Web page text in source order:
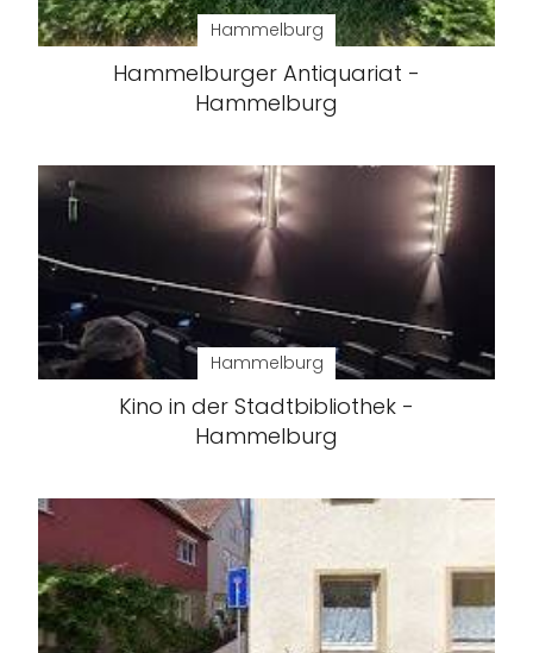
Hammelburg
Hammelburger Antiquariat -
Hammelburg
Hammelburg
Kino in der Stadtbibliothek -
Hammelburg